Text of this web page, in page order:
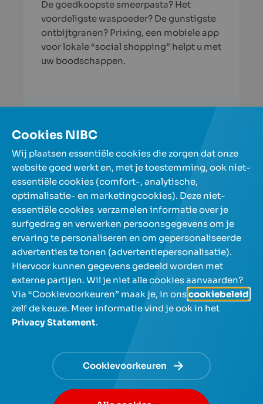
De goedkoopste smeerpasta? Het
voordeligste waspoeder? De gunstigste
ontbijtgranen? Prixing, een mobiele app
voor lokale “social shopping” helpt u met
uw boodschappen.
Meer artikels
Onze spaarrekeningen
Over NIBC
Help en contact
NL FR
Algemene voorwaarden
Cookies NIBC
Wij plaatsen essentiële cookies die zorgen dat onze
website goed werkt en, met je toestemming, ook niet-
essentiële cookies (comfort-, analytische,
optimalisatie- en marketingcookies). Deze niet-
essentiële cookies verzamelen informatie over je
surfgedrag en verwerken persoonsgegevens om je
ervaring te personaliseren en om gepersonaliseerde
advertenties te tonen (advertentiepersonalisatie).
Hiervoor kunnen gegevens gedeeld worden met
externe partijen. Wil je niet alle cookies aanvaarden?
Via “Cookievoorkeuren” maak je, in onscookiebeleid
zelf de keuze. Meer informatie vind je ook in het
Privacy Statement.
Cookievoorkeuren